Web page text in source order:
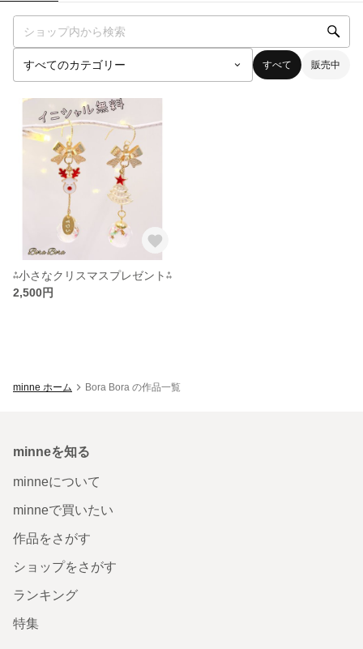
すべて 販売中
⁂小さなクリスマスプレゼント⁂
2,500円
minne ホーム Bora Bora の作品一覧
minneを知る
minneについて
minneで買いたい
作品をさがす
ショップをさがす
ランキング
特集